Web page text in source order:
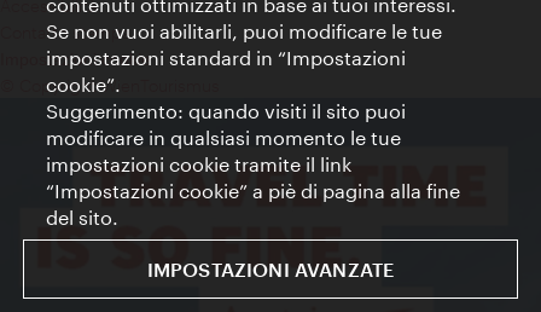
Accessibilità
Contatto stampa
Impostazioni cookie
© Copyright WienTourismus
Se non vuoi abilitarli, puoi modificare le tue
impostazioni standard in “Impostazioni
cookie”.
Suggerimento: quando visiti il sito puoi
modificare in qualsiasi momento le tue
impostazioni cookie tramite il link
“Impostazioni cookie” a piè di pagina alla fine
del sito.
IMPOSTAZIONI AVANZATE